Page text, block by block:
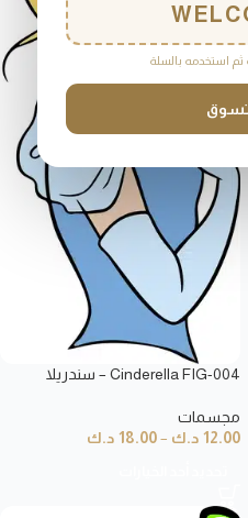
Cinderella FIG-004 – سندريلا
مجسمات
12.00 د.ك –
18.00 د.ك
استخدمه بالسلة